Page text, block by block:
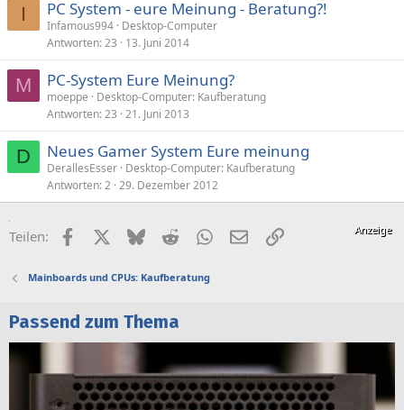
I PC System - eure Meinung - Beratung?!
Infamous994 Desktop-Computer
Antworten 23 13. Juni 2014
M PC-System Eure Meinung?
moeppe
Desktop-Computer: Kaufberatung
Antworten 23 21. Juni 2013
D Neues Gamer System Eure meinung
DerallesEsser Desktop-Computer: Kaufberatung
Antworten 2 29. Dezember 2012
Teilen: FacebookX (Twitter)
BlueskyRedditWhatsApp
E-MailLink
Mainboards und CPUs: Kaufberatung
Passend zum Thema